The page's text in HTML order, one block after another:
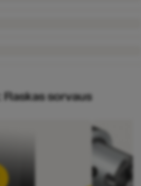
sorvaus